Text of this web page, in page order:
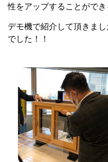
性をアップすることがで
デモ機で紹介して頂きま
でした！！